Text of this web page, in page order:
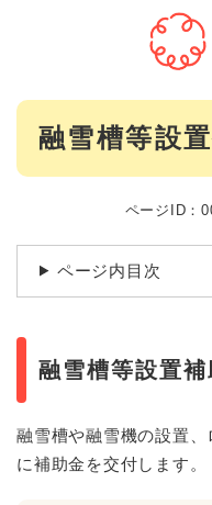
メニュ
本
融雪槽等設
ページID：
ページ内目次
融雪槽等設置補
融雪槽や融雪機の設置
に補助金を交付します。